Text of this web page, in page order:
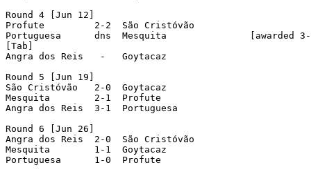
Round 4 [Jun 12]
Profute         2-2  São Cristóvão
Portuguesa      dns  Mesquita               [awarded
[Tab]
Angra dos Reis   -   Goytacaz
Round 5 [Jun 19]
São Cristóvão   2-0  Goytacaz
Mesquita        2-1  Profute
Angra dos Reis  3-1  Portuguesa
Round 6 [Jun 26]
Angra dos Reis  2-0  São Cristóvão
Mesquita        1-1  Goytacaz
Portuguesa      1-0  Profute